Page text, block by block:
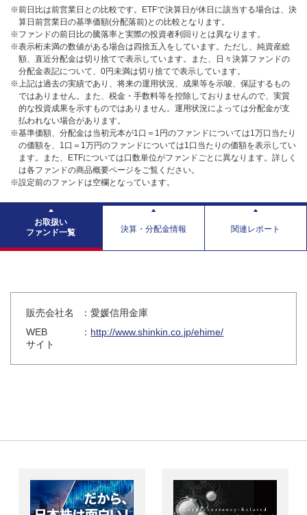
※前日比は前営業日との比較です。ETFで決算日が休日に該当する場合は、決
算日前営業日の基準価額(分配落前)との比較となります。
※ファンドの前日比の騰落率と実際の投資者利回りとは異なります。
※表示桁未満の数値がある場合は四捨五入をしています。ただし、純資産総
額、直近分配金は切り捨てで表示しています。また、日々決算ファンドの
分配金表記について、0円未満は切り捨てで表示しています。
※上記は過去の実績であり、将来の運用状況、成果等を示唆、保証するもの
ではありません。また、税金・手数料等を控除しておりませんので、実質
的な投資成果を示すものではありません。運用状況によっては分配金が支
払われない場合があります。
※基準価額、分配金は当初元本が1口＝1円のファンドについては1万口当たり
の価額を、1口＝1万円のファンドについては1口当たりの価額を表示してい
ます。また、ETFについては口数単位がファンドごとに異なります。詳しく
は各ファンドの商品概要ページをご覧ください。
※設定前のファンドは空欄となっています。
お取扱い
ファンド一覧
決算・分配金情報 関連レポート
販売会社名
：愛媛信用金庫
WEB
サイト
： http://www.shinkin.co.jp/ehime/